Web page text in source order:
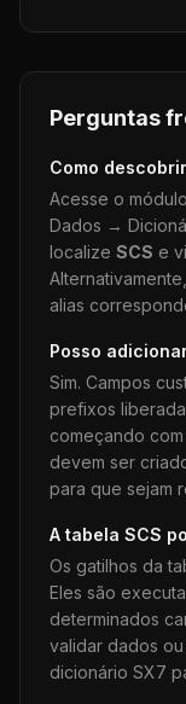
Perguntas
Como
Acesse o
Dados →
localize SCS e
alias
Posso
Sim. Campos
prefixos
começando
devem ser
para que sejam
A tabela SCS
Os gatilhos da
Eles são
determinados
validar dados
dicionário SX7